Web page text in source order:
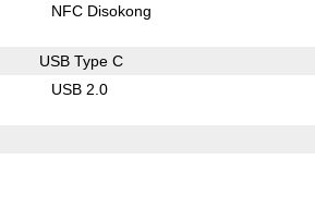
NFC Disokong
USB Type C
USB 2.0